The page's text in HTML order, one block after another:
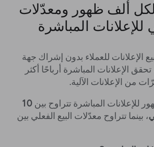
لكل ألف ظهور ومعدّلات
للإعلانات المباشرة
الإعلانات للعملاء بدون إشراك جهة
الإعلانات المباشرة أرباحًا أكثر
للإعلانات المباشرة تتراوح بين10
، بينما تتراوح معدّلات البيع الفعلي بين